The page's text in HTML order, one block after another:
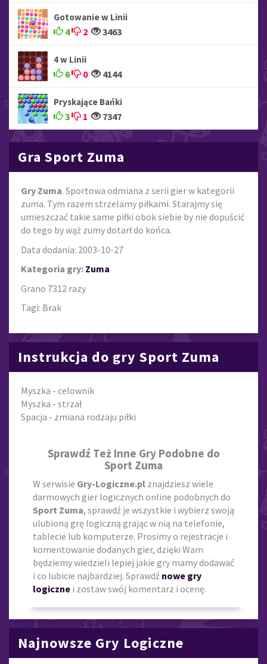
Gotowanie w Linii
4 2 3463
4 w Linii
6 0 4144
Pryskające Bańki
3 1 7347
Gra Sport Zuma
Gry Zuma. Sportowa odmiana z serii gier w kategorii
zuma. Tym razem strzelamy piłkami. Starajmy się
umieszczać takie same piłki obok siebie by nie dopuścić
do tego by wąż zumy dotarł do końca.
Data dodania: 2003-10-27
Kategoria gry: Zuma
Grano 7312 razy
Tagi: Brak
Instrukcja do gry Sport Zuma
Myszka - celownik
Myszka - strzał
Spacja - zmiana rodzaju piłki
Sprawdź Też Inne Gry Podobne do
Sport Zuma
W serwisie Gry-Logiczne.pl znajdziesz wiele
darmowych gier logicznych online podobnych do
Sport Zuma, sprawdź je wszystkie i wybierz swoją
ulubioną grę logiczną grając w nią na telefonie,
tablecie lub komputerze. Prosimy o rejestracje i
komentowanie dodanych gier, dzięki Wam
będziemy wiedzieli lepiej jakie gry mamy dodawać
i co lubicie najbardziej. Sprawdź nowe gry
logiczne i zostaw swój komentarz i ocenę.
Najnowsze Gry Logiczne